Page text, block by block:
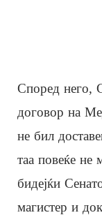
Според него,
договор на
не бил
таа повеќе не
бидејќи
магистер и